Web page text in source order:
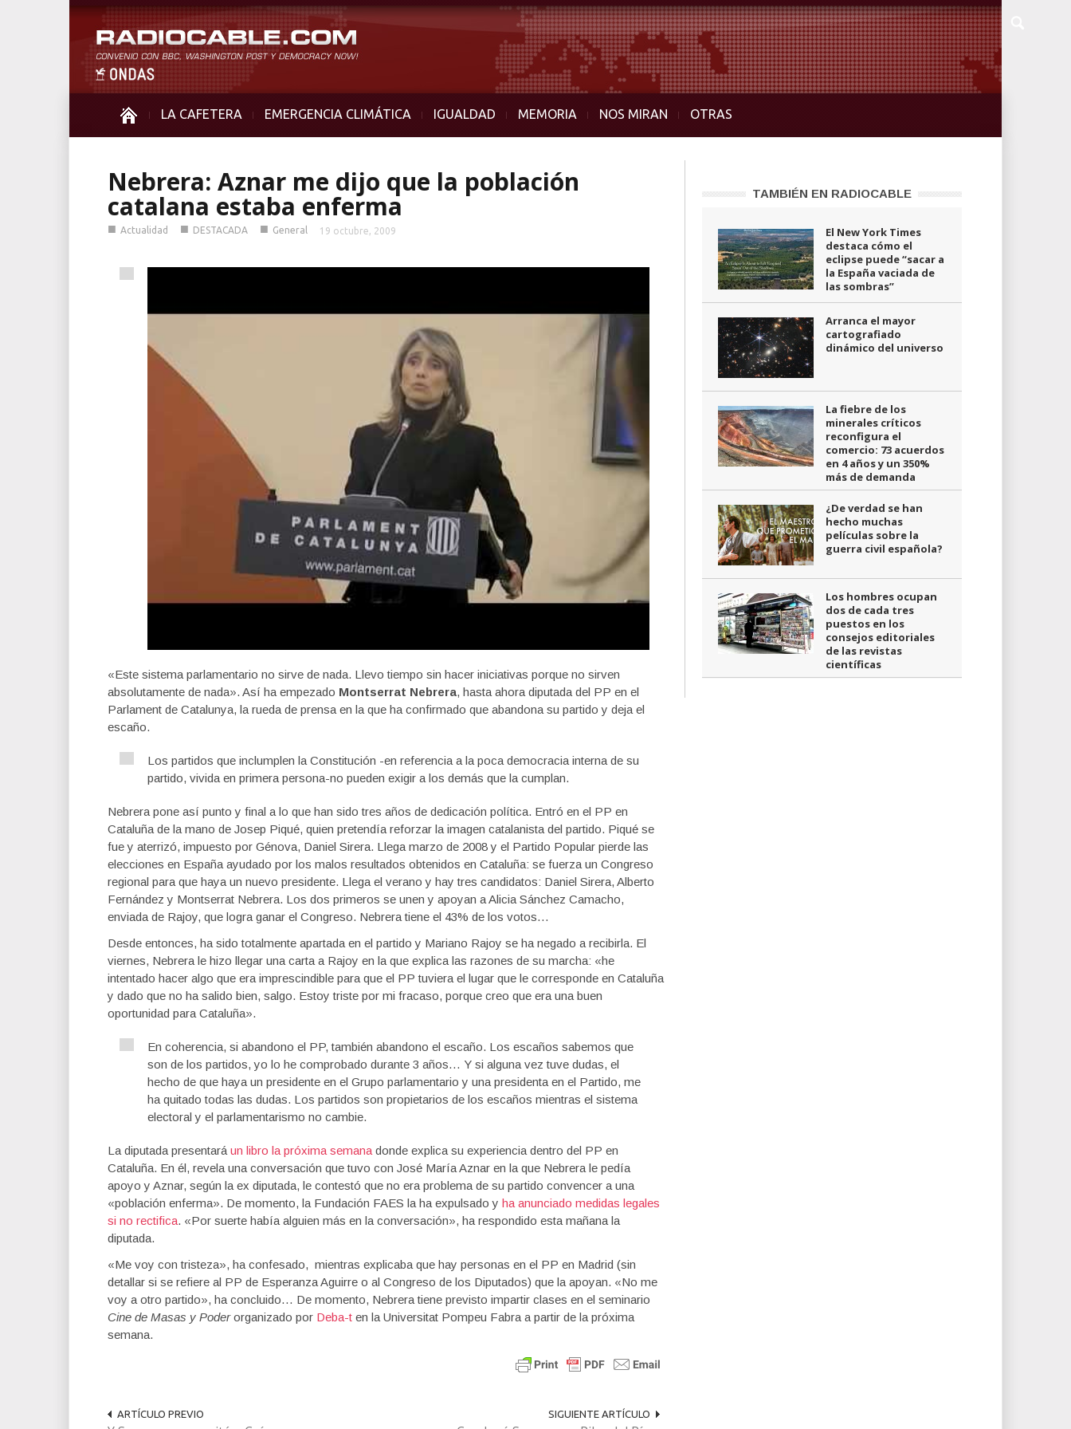
LA CAFETERA EMERGENCIA CLIMÁTICA IGUALDAD MEMORIA NOS MIRAN OTRAS
Nebrera: Aznar me dijo que la población
catalana estaba enferma
■ Actualidad ■ DESTACADA ■ General 19 octubre, 2009
«Este sistema parlamentario no sirve de nada. Llevo tiempo sin hacer iniciativas porque no sirven
absolutamente de nada». Así ha empezado Montserrat Nebrera, hasta ahora diputada del PP en el
Parlament de Catalunya, la rueda de prensa en la que ha confirmado que abandona su partido y deja el
escaño.
Los partidos que inclumplen la Constitución -en referencia a la poca democracia interna de su
partido, vivida en primera persona-no pueden exigir a los demás que la cumplan.
Nebrera pone así punto y final a lo que han sido tres años de dedicación política. Entró en el PP en
Cataluña de la mano de Josep Piqué, quien pretendía reforzar la imagen catalanista del partido. Piqué se
fue y aterrizó, impuesto por Génova, Daniel Sirera. Llega marzo de 2008 y el Partido Popular pierde las
elecciones en España ayudado por los malos resultados obtenidos en Cataluña: se fuerza un Congreso
regional para que haya un nuevo presidente. Llega el verano y hay tres candidatos: Daniel Sirera, Alberto
Fernández y Montserrat Nebrera. Los dos primeros se unen y apoyan a Alicia Sánchez Camacho,
enviada de Rajoy, que logra ganar el Congreso. Nebrera tiene el 43% de los votos…
Desde entonces, ha sido totalmente apartada en el partido y Mariano Rajoy se ha negado a recibirla. El
viernes, Nebrera le hizo llegar una carta a Rajoy en la que explica las razones de su marcha: «he
intentado hacer algo que era imprescindible para que el PP tuviera el lugar que le corresponde en Cataluña
y dado que no ha salido bien, salgo. Estoy triste por mi fracaso, porque creo que era una buen
oportunidad para Cataluña».
En coherencia, si abandono el PP, también abandono el escaño. Los escaños sabemos que
son de los partidos, yo lo he comprobado durante 3 años… Y si alguna vez tuve dudas, el
hecho de que haya un presidente en el Grupo parlamentario y una presidenta en el Partido, me
ha quitado todas las dudas. Los partidos son propietarios de los escaños mientras el sistema
electoral y el parlamentarismo no cambie.
La diputada presentará un libro la próxima semana donde explica su experiencia dentro del PP en
Cataluña. En él, revela una conversación que tuvo con José María Aznar en la que Nebrera le pedía
apoyo y Aznar, según la ex diputada, le contestó que no era problema de su partido convencer a una
«población enferma». De momento, la Fundación FAES la ha expulsado y ha anunciado medidas legales
si no rectifica. «Por suerte había alguien más en la conversación», ha respondido esta mañana la
diputada.
«Me voy con tristeza», ha confesado, mientras explicaba que hay personas en el PP en Madrid (sin
detallar si se refiere al PP de Esperanza Aguirre o al Congreso de los Diputados) que la apoyan. «No me
voy a otro partido», ha concluido… De momento, Nebrera tiene previsto impartir clases en el seminario
Cine de Masas y Poderorganizado por Deba-t en la Universitat Pompeu Fabra a partir de la próxima
semana.
ARTÍCULO PREVIO SIGUIENTE ARTÍCULO
TAMBIÉN EN RADIOCABLE
El New York Times
destaca cómo el
eclipse puede “sacar a
la España vaciada de
las sombras”
Arranca el mayor
cartografiado
dinámico del universo
La fiebre de los
minerales críticos
reconfigura el
comercio: 73 acuerdos
en 4 años y un 350%
más de demanda
¿De verdad se han
hecho muchas
películas sobre la
guerra civil española?
Los hombres ocupan
dos de cada tres
puestos en los
consejos editoriales
de las revistas
científicas